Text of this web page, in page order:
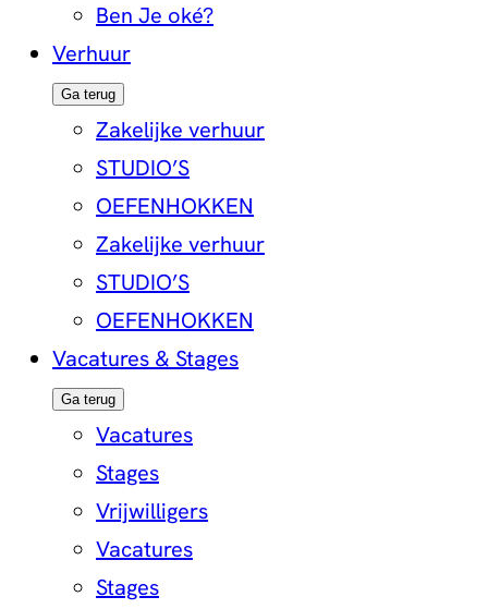
Ben Je oké?
Verhuur
Ga terug
Zakelijke verhuur
STUDIO’S
OEFENHOKKEN
Zakelijke verhuur
STUDIO’S
OEFENHOKKEN
Vacatures & Stages
Ga terug
Vacatures
Stages
Vrijwilligers
Vacatures
Stages